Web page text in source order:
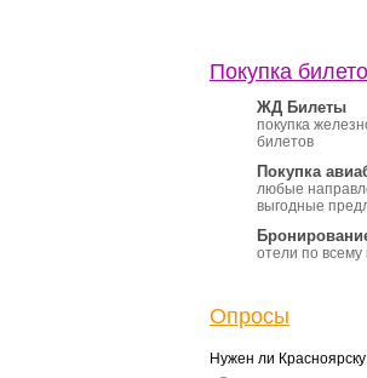
Покупка
ЖД Билеты
покупка
билетов
Покупка
любые
выгодные
отели по всему
Опросы
Нужен ли